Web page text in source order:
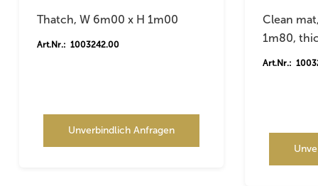
Thatch, W 6m00 x H 1m00
Art.Nr.: 1003242.00
Unverbindlich Anfragen
Clean
1m80,
Art.Nr.: